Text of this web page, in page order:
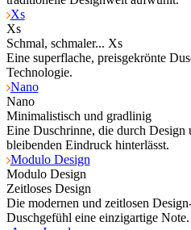
Xs
Xs
Schmal, schmaler... Xs
Eine superflache, preisgekrönte
Technologie.
Nano
Nano
Minimalistisch und gradlinig
Eine Duschrinne, die durch Design
bleibenden Eindruck hinterlässt.
Modulo Design
Modulo Design
Zeitloses Design
Die modernen und zeitlosen
Duschgefühl eine einzigartige Note.